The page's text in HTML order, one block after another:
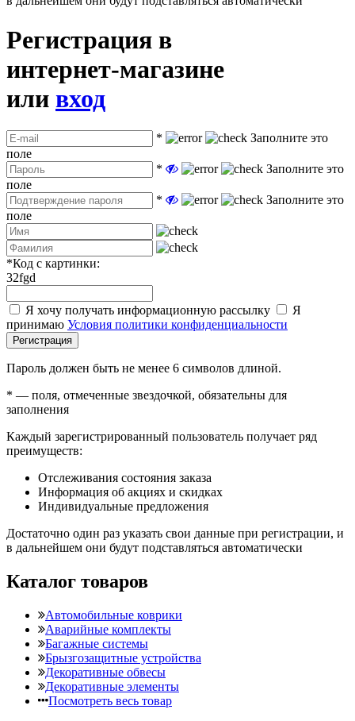
Регистрация в
интернет-магазине
или вход
*
Заполните это
поле
*
Заполните это
поле
*
Заполните это
поле
*Код с картинки:
32fgd
Я хочу получать информационную рассылку
Я
принимаю Условия политики конфиденциальности
Регистрация
Пароль должен быть не менее 6 символов длиной.
* — поля, отмеченные звездочкой, обязательны для
заполнения
Каждый зарегистрированный пользователь получает ряд
преимуществ:
Отслеживания состояния заказа
Информация об акциях и скидках
Индивидуальные предложения
Достаточно один раз указать свои данные при регистрации, и
в дальнейшем они будут подставляться автоматически
Каталог товаров
Автомобильные коврики
Аварийные комплекты
Багажные системы
Брызгозащитные устройства
Декоративные обвесы
Декоративные элементы
Посмотреть весь товар